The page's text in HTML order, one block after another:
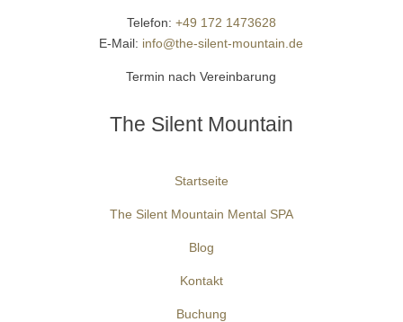
Telefon: +49 172 1473628
E-Mail: info@the-silent-mountain.de
Termin nach Vereinbarung
The Silent Mountain
Startseite
The Silent Mountain Mental SPA
Blog
Kontakt
Buchung